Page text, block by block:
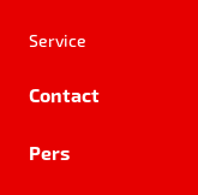
Service
Contact
Pers